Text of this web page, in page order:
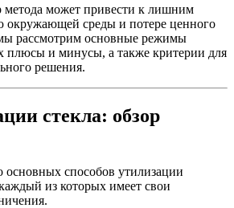
может привести к лишним
окружающей среды и потере ценного
рассмотрим основные режимы
плюсы и минусы, а также критерии для
решения.
стекла: обзор
основных способов утилизации
из которых имеет свои